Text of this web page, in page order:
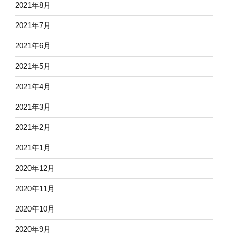
2021年8月
2021年7月
2021年6月
2021年5月
2021年4月
2021年3月
2021年2月
2021年1月
2020年12月
2020年11月
2020年10月
2020年9月